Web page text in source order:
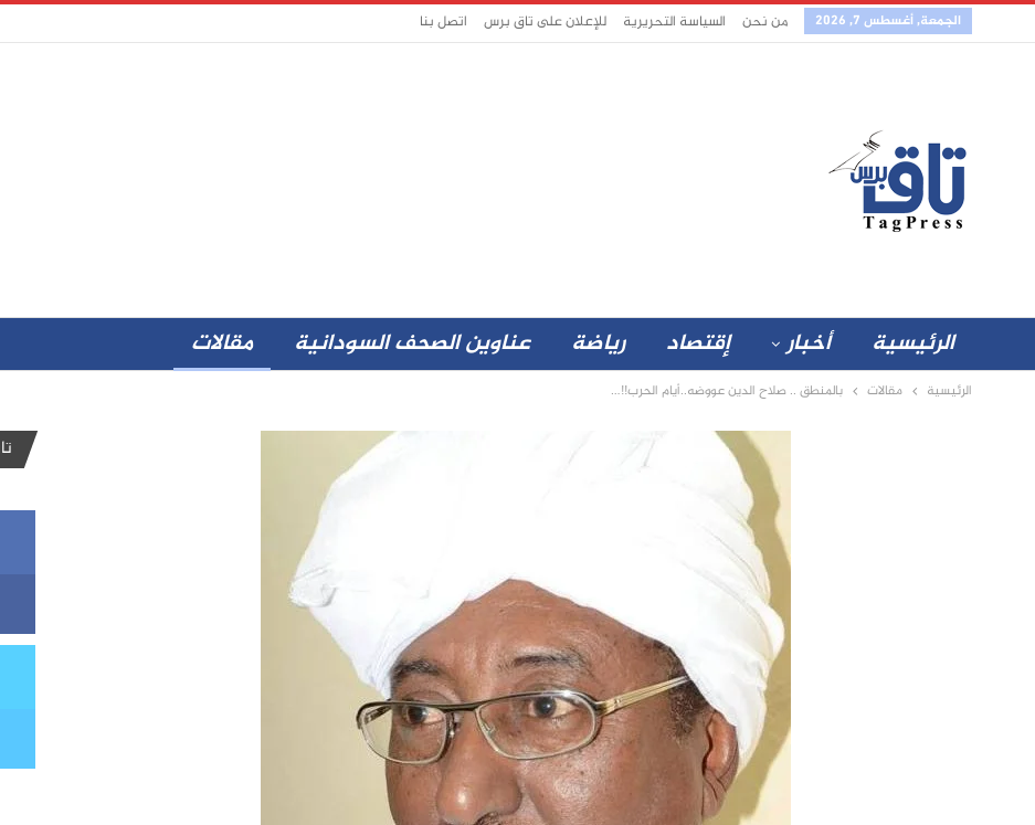
الجمعة, أغسطس 7, 2026 من نحن السياسة التحريرية للإعلان على تاق برس اتصل بنا
الرئيسية أخبار إقتصاد رياضة عناوين الصحف السودانية مقالات
الرئيسية مقالات بالمنطق .. صلاح الدين عووضه..أيام الحرب!!…